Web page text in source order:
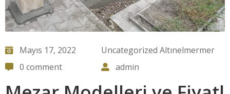
Mayıs 17, 2022
Uncategorized Altınelmermer
0 comment
admin